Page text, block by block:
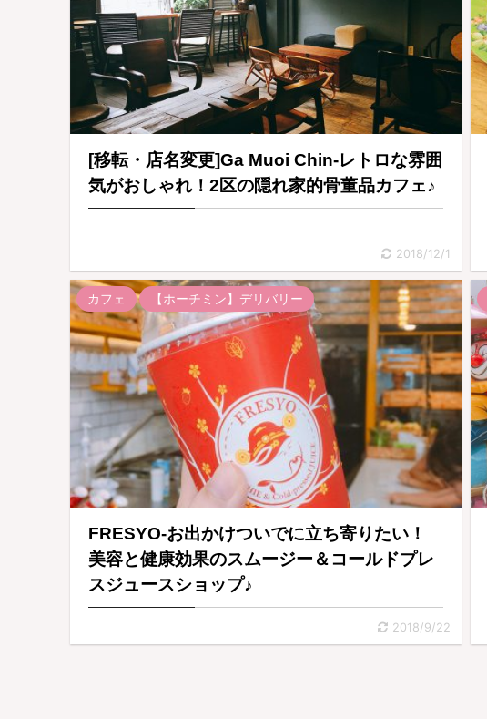
[移転・店名変更]Ga Muoi Chin-レトロな雰囲
気がおしゃれ！2区の隠れ家的骨董品カフェ♪
2018/12/1
カフェ 【ホーチミン】デリバリー
FRESYO-お出かけついでに立ち寄りたい！
美容と健康効果のスムージー＆コールドプレ
スジュースショップ♪
2018/9/22